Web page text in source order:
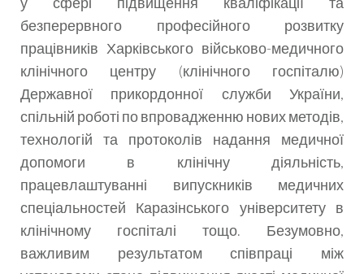
безперервного професійного розвитку
працівників Харківського військово-медичного
клінічного центру (клінічного госпіталю)
Державної прикордонної служби України,
спільній роботі по впровадженню нових методів,
технологій та протоколів надання медичної
допомоги в клінічну діяльність,
працевлаштуванні випускників медичних
спеціальностей Каразінського університету в
клінічному госпіталі тощо. Безумовно,
важливим результатом співпраці між